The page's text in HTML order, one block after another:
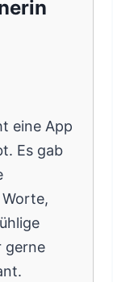
eine App
Es gab
gerne